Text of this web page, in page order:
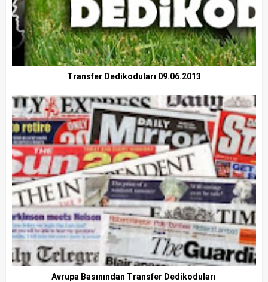
Transfer Dedikoduları 09.06.2013
Avrupa Basınından Transfer Dedikoduları